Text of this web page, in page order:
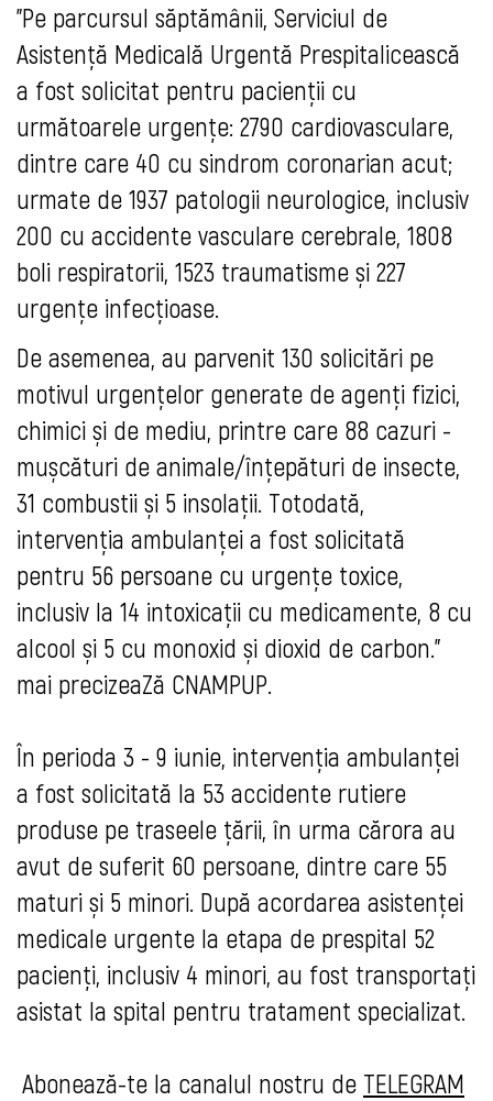
"Pe parcursul săptămânii, Serviciul de
Asistență Medicală Urgentă Prespitalicească
a fost solicitat pentru pacienții cu
următoarele urgențe: 2790 cardiovasculare,
dintre care 40 cu sindrom coronarian acut;
urmate de 1937 patologii neurologice, inclusiv
200 cu accidente vasculare cerebrale, 1808
boli respiratorii, 1523 traumatisme și 227
urgențe infecțioase.
De asemenea, au parvenit 130 solicitări pe
motivul urgențelor generate de agenți fizici,
chimici și de mediu, printre care 88 cazuri -
mușcături de animale/înțepături de insecte,
31 combustii și 5 insolații. Totodată,
intervenția ambulanței a fost solicitată
pentru 56 persoane cu urgențe toxice,
inclusiv la 14 intoxicații cu medicamente, 8 cu
alcool și 5 cu monoxid și dioxid de carbon."
mai precizeaZă CNAMPUP.
În perioda 3 - 9 iunie, intervenția ambulanței
a fost solicitată la 53 accidente rutiere
produse pe traseele țării, în urma cărora au
avut de suferit 60 persoane, dintre care 55
maturi și 5 minori. După acordarea asistenței
medicale urgente la etapa de prespital 52
pacienți, inclusiv 4 minori, au fost transportați
asistat la spital pentru tratament specializat.
Abonează-te la canalul nostru de TELEGRAM